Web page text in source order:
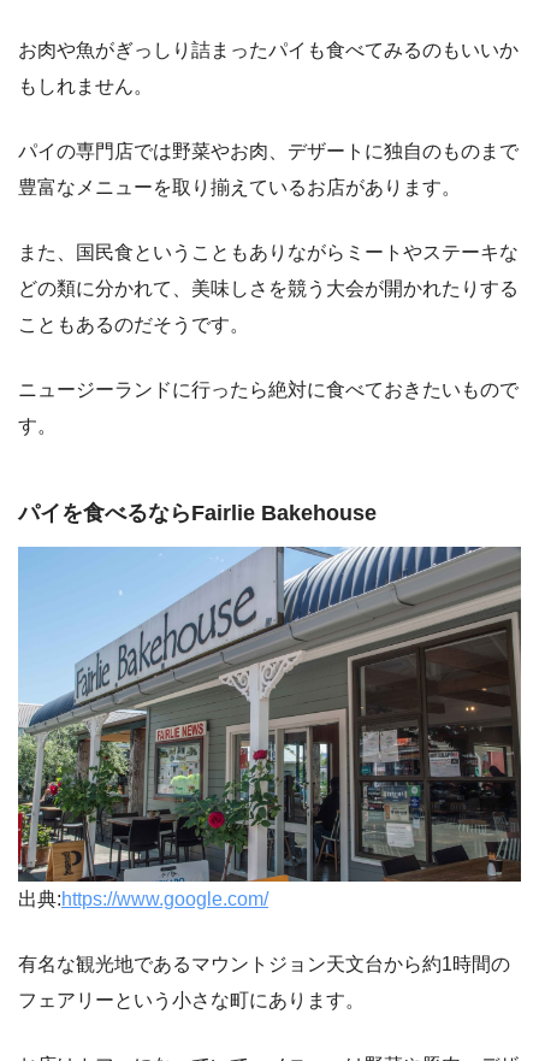
お肉や魚がぎっしり詰まったパイも食べてみるのもいいか
もしれません。
パイの専門店では野菜やお肉、デザートに独自のものまで
豊富なメニューを取り揃えているお店があります。
また、国民食ということもありながらミートやステーキな
どの類に分かれて、美味しさを競う大会が開かれたりする
こともあるのだそうです。
ニュージーランドに行ったら絶対に食べておきたいもので
す。
パイを食べるならFairlie Bakehouse
出典:https://www.google.com/
有名な観光地であるマウントジョン天文台から約1時間の
フェアリーという小さな町にあります。